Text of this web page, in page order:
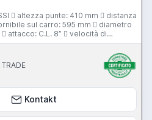
 altezza punte: 410 mm  distanza
sul carro: 595 mm  diametro
attacco: C.L. 8”  velocità di
barra: 105 mm  rapido
 comandi sul carro  larghezza
 attacco contropunta: c.m. 5 
Kontakt